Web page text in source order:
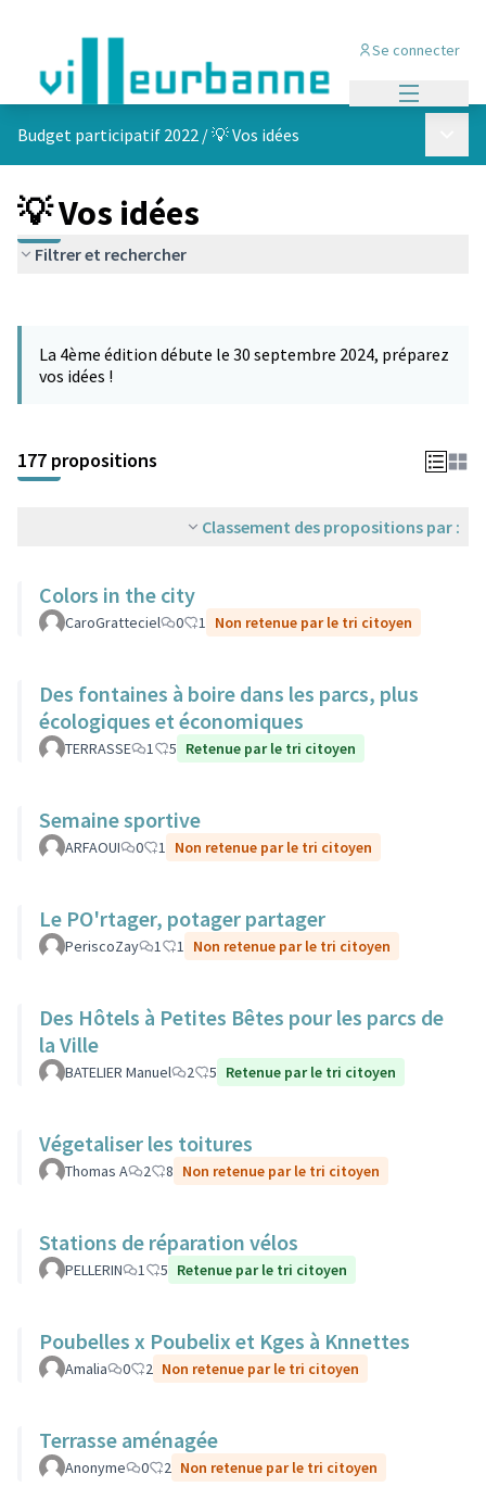
Se connecter
Budget participatif 2022 /💡 Vos idées
💡 Vos idées
Filtrer et rechercher
−
La 4ème édition débute le 30 septembre 2024, préparez
vos idées !
177 propositions
Classement des propositions par :
Colors in the city
CaroGratteciel 0 1 Non retenue par le tri citoyen
Des fontaines à boire dans les parcs, plus
écologiques et économiques
TERRASSE 1 5 Retenue par le tri citoyen
Semaine sportive
ARFAOUI 0 1 Non retenue par le tri citoyen
Le PO'rtager, potager partager
PeriscoZay 1 1 Non retenue par le tri citoyen
Des Hôtels à Petites Bêtes pour les parcs de
la Ville
BATELIER Manuel 2 5 Retenue par le tri citoyen
Végetaliser les toitures
Thomas A 2 8 Non retenue par le tri citoyen
Stations de réparation vélos
PELLERIN 1 5 Retenue par le tri citoyen
Poubelles x Poubelix et Kges à Knnettes
Amalia 0 2 Non retenue par le tri citoyen
Terrasse aménagée
Anonyme 0 2 Non retenue par le tri citoyen